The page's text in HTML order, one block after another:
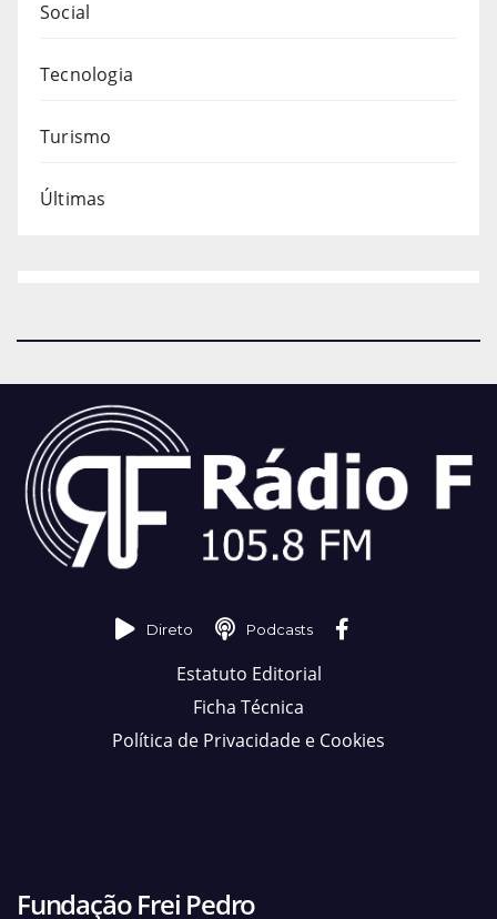
Social
Tecnologia
Turismo
Últimas
Direto Podcasts
Estatuto Editorial
Ficha Técnica
Política de Privacidade e Cookies
Fundação Frei Pedro